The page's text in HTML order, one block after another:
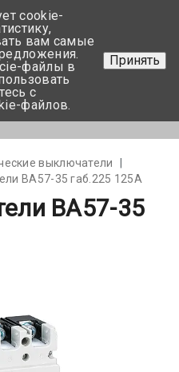
+375 17-350-99-56
+375 44-752-82-08
Задать вопрос
выключатели
ВА57-35 габ.225 125А
ВА57-35
cookie-
вам самые
файлы в
с
файлов.
Принять